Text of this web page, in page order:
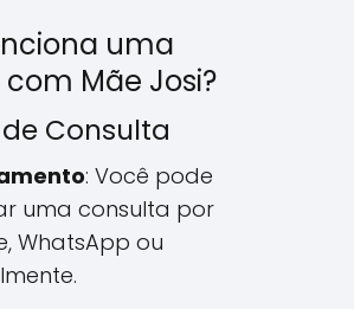
uma
Mãe Josi?
Consulta
: Você pode
uma consulta por
WhatsApp ou